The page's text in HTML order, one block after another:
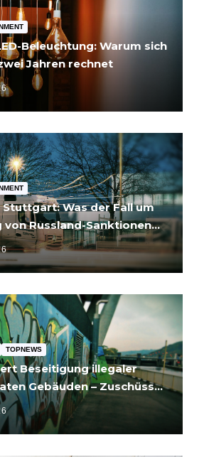
Beleuchtung: Warum sich
Jahren rechnet
Stuttgart: Was der Fall um
von Russland-Sanktionen
bedeutet
TOPNEWS
Beseitigung illegaler
Gebäuden – Zuschüsse